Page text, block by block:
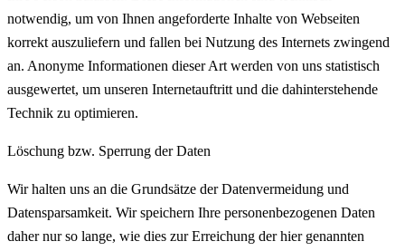
notwendig, um von Ihnen angeforderte Inhalte von Webseiten
korrekt auszuliefern und fallen bei Nutzung des Internets zwingend
an. Anonyme Informationen dieser Art werden von uns statistisch
ausgewertet, um unseren Internetauftritt und die dahinterstehende
Technik zu optimieren.
Löschung bzw. Sperrung der Daten
Wir halten uns an die Grundsätze der Datenvermeidung und
Datensparsamkeit. Wir speichern Ihre personenbezogenen Daten
daher nur so lange, wie dies zur Erreichung der hier genannten